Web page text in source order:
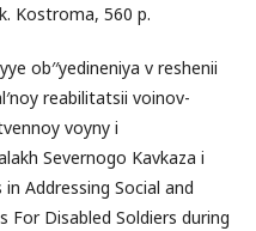
Kostroma, 560 p.
ob′′yedineniya v reshenii
reabilitatsii voinov-
voyny i
Severnogo Kavkaza i
Addressing Social and
For Disabled Soldiers during